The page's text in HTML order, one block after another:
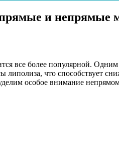
и непрямые
все более популярной.
липолиза, что способствует
особое внимание